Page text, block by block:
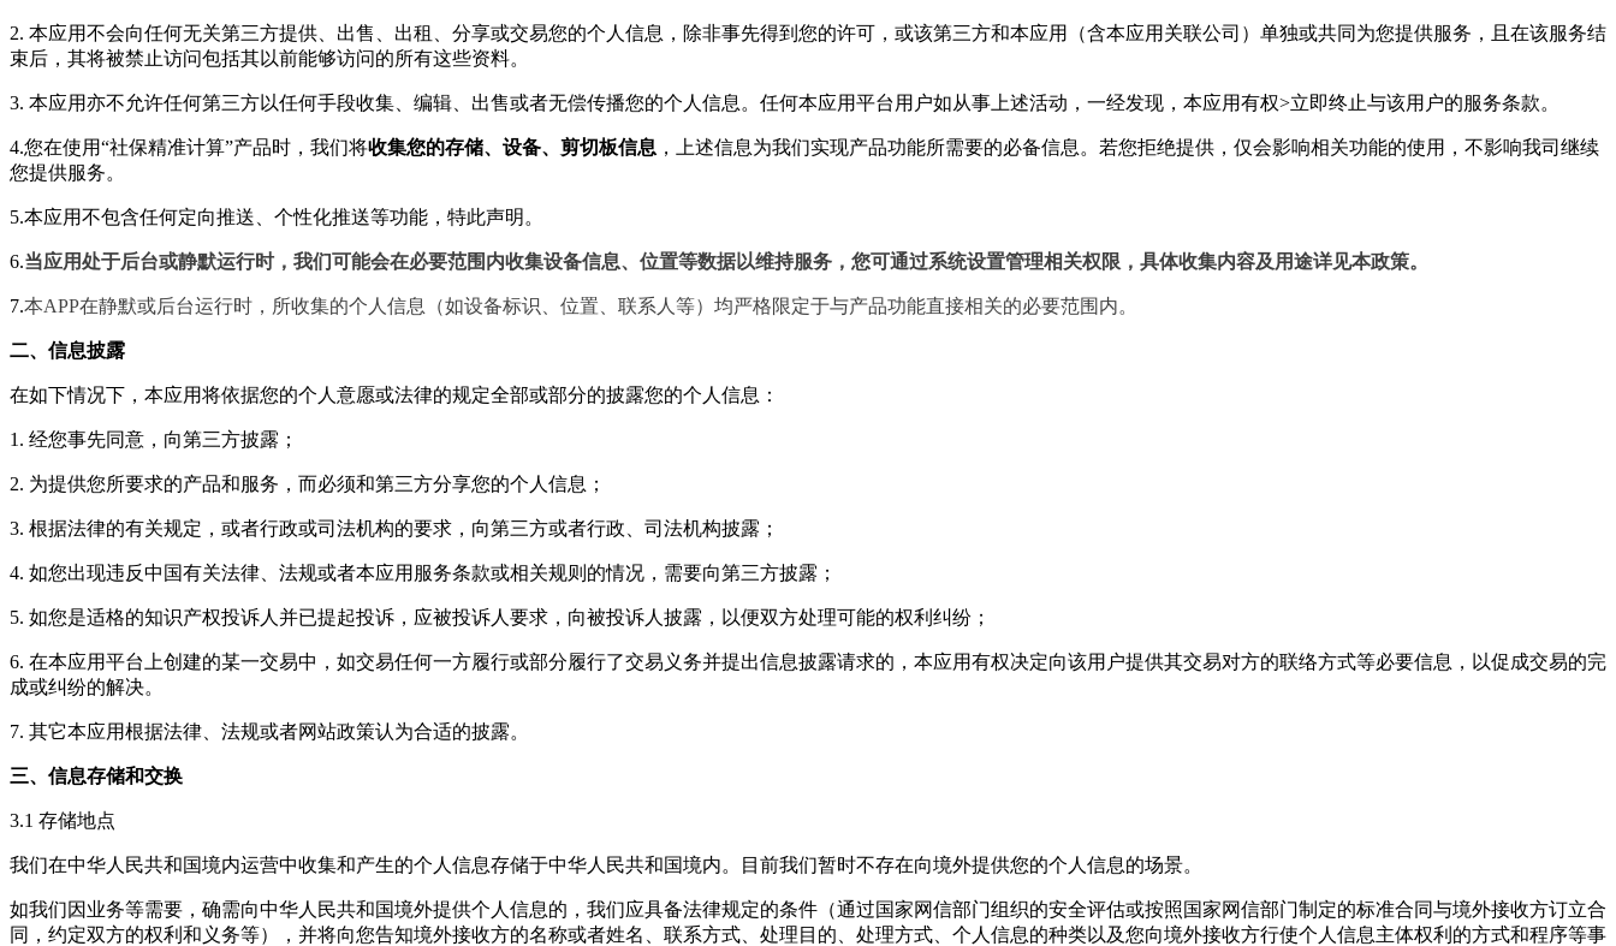
2. 本应用不会向任何无关第三方提供、出售、出租、分享或交易您的个人信息，除非事先得到您的许可，或该第三方和本应用（含本应用关联公司）单独或共同为您提供服务，且在该服务结
束后，其将被禁止访问包括其以前能够访问的所有这些资料。
3. 本应用亦不允许任何第三方以任何手段收集、编辑、出售或者无偿传播您的个人信息。任何本应用平台用户如从事上述活动，一经发现，本应用有权>立即终止与该用户的服务条款。
4.您在使用“社保精准计算”产品时，我们将收集您的存储、设备、剪切板信息 ，上述信息为我们实现产品功能所需要的必备信息。若您拒绝提供，仅会影响相关功能的使用，不影响我司继续
您提供服务。
5.本应用不包含任何定向推送、个性化推送等功能，特此声明。
6.当应用处于后台或静默运行时，我们可能会在必要范围内收集设备信息、位置等数据以维持服务，您可通过系统设置管理相关权限，具体收集内容及用途详见本政策。
7.本APP在静默或后台运行时，所收集的个人信息（如设备标识、位置、联系人等）均严格限定于与产品功能直接相关的必要范围内。
二、信息披露
在如下情况下，本应用将依据您的个人意愿或法律的规定全部或部分的披露您的个人信息：
1. 经您事先同意，向第三方披露；
2. 为提供您所要求的产品和服务，而必须和第三方分享您的个人信息；
3. 根据法律的有关规定，或者行政或司法机构的要求，向第三方或者行政、司法机构披露；
4. 如您出现违反中国有关法律、法规或者本应用服务条款或相关规则的情况，需要向第三方披露；
5. 如您是适格的知识产权投诉人并已提起投诉，应被投诉人要求，向被投诉人披露，以便双方处理可能的权利纠纷；
6. 在本应用平台上创建的某一交易中，如交易任何一方履行或部分履行了交易义务并提出信息披露请求的，本应用有权决定向该用户提供其交易对方的联络方式等必要信息，以促成交易的完
成或纠纷的解决。
7. 其它本应用根据法律、法规或者网站政策认为合适的披露。
三、信息存储和交换
3.1 存储地点
我们在中华人民共和国境内运营中收集和产生的个人信息存储于中华人民共和国境内。目前我们暂时不存在向境外提供您的个人信息的场景。
如我们因业务等需要，确需向中华人民共和国境外提供个人信息的，我们应具备法律规定的条件（通过国家网信部门组织的安全评估或按照国家网信部门制定的标准合同与境外接收方订立合
同，约定双方的权利和义务等），并将向您告知境外接收方的名称或者姓名、联系方式、处理目的、处理方式、个人信息的种类以及您向境外接收方行使个人信息主体权利的方式和程序等事